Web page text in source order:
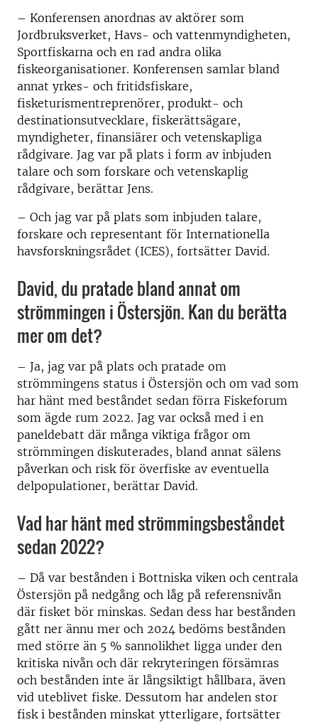
– Konferensen anordnas av aktörer som
Jordbruksverket, Havs- och vattenmyndigheten,
Sportfiskarna och en rad andra olika
fiskeorganisationer. Konferensen samlar bland
annat yrkes- och fritidsfiskare,
fisketurismentreprenörer, produkt- och
destinationsutvecklare, fiskerättsägare,
myndigheter, finansiärer och vetenskapliga
rådgivare. Jag var på plats i form av inbjuden
talare och som forskare och vetenskaplig
rådgivare, berättar Jens.
– Och jag var på plats som inbjuden talare,
forskare och representant för Internationella
havsforskningsrådet (ICES), fortsätter David.
David, du pratade bland annat om
strömmingen i Östersjön. Kan du berätta
mer om det?
– Ja, jag var på plats och pratade om
strömmingens status i Östersjön och om vad som
har hänt med beståndet sedan förra Fiskeforum
som ägde rum 2022. Jag var också med i en
paneldebatt där många viktiga frågor om
strömmingen diskuterades, bland annat sälens
påverkan och risk för överfiske av eventuella
delpopulationer, berättar David.
Vad har hänt med strömmingsbeståndet
sedan 2022?
– Då var bestånden i Bottniska viken och centrala
Östersjön på nedgång och låg på referensnivån
där fisket bör minskas. Sedan dess har bestånden
gått ner ännu mer och 2024 bedöms bestånden
med större än 5 % sannolikhet ligga under den
kritiska nivån och där rekryteringen försämras
och bestånden inte är långsiktigt hållbara, även
vid uteblivet fiske. Dessutom har andelen stor
fisk i bestånden minskat ytterligare, fortsätter